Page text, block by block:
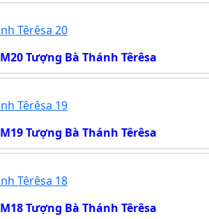
M20 Tượng Bà Thánh Têrêsa
M19 Tượng Bà Thánh Têrêsa
M18 Tượng Bà Thánh Têrêsa